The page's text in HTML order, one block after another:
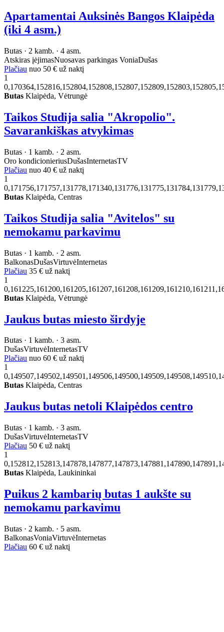
Apartamentai Auksinės Bangos Klaipėda
(iki 4 asm.)
Butas · 2 kamb. · 4 asm.
Atskiras įėjimasNuosavas parkingas VoniaDušas
Plačiau nuo 50 € už naktį
1
Butas Klaipėda, Vėtrungė
Taikos Studija salia "Akropolio".
Savarankiškas atvykimas
Butas · 1 kamb. · 2 asm.
Oro kondicionieriusDušasInternetasTV
Plačiau nuo 40 € už naktį
1
Butas Klaipėda, Centras
Taikos Studija salia "Avitelos" su
nemokamu parkavimu
Butas · 1 kamb. · 2 asm.
BalkonasDušasVirtuvėInternetas
Plačiau 35 € už naktį
1
Butas Klaipėda, Vėtrungė
Jaukus butas miesto širdyje
Butas · 1 kamb. · 3 asm.
DušasVirtuvėInternetasTV
Plačiau nuo 60 € už naktį
1
Butas Klaipėda, Centras
Jaukus butas netoli Klaipėdos centro
Butas · 1 kamb. · 3 asm.
DušasVirtuvėInternetasTV
Plačiau 50 € už naktį
1
Butas Klaipėda, Laukininkai
Puikus 2 kambarių butas 1 aukšte su
nemokamu parkavimu
Butas · 2 kamb. · 5 asm.
BalkonasVoniaVirtuvėInternetas
Plačiau 60 € už naktį